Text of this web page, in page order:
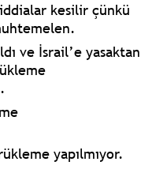
kesilir çünkü
ve İsrail’e yasaktan
yapılmıyor.